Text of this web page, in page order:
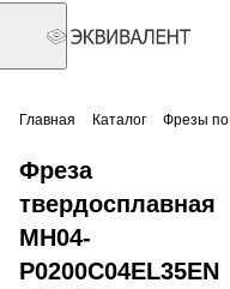
Главная Каталог Фрезы по
Фреза
твердосплавная
MH04-
P0200C04EL35EN